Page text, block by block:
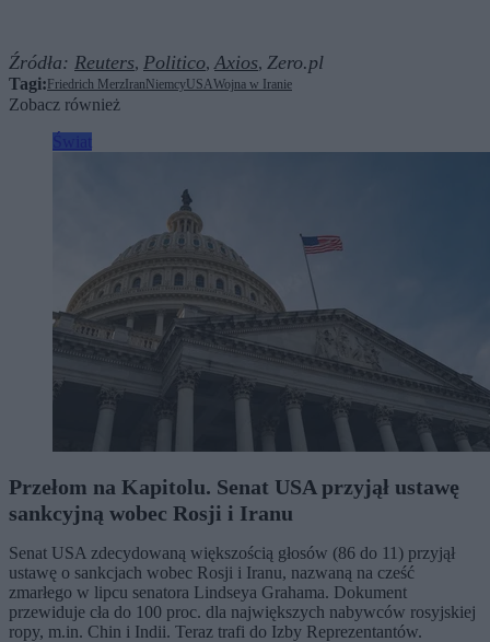
Źródła: Reuters, Politico, Axios, Zero.pl
Tagi: Friedrich Merz IranNiemcyUSAWojna w Iranie
Zobacz również
Przełom na Kapitolu. Senat USA przyjął ustawę
sankcyjną wobec Rosji i Iranu
Senat USA zdecydowaną większością głosów (86 do 11) przyjął
ustawę o sankcjach wobec Rosji i Iranu, nazwaną na cześć
zmarłego w lipcu senatora Lindseya Grahama. Dokument
przewiduje cła do 100 proc. dla największych nabywców rosyjskiej
ropy, m.in. Chin i Indii. Teraz trafi do Izby Reprezentantów.